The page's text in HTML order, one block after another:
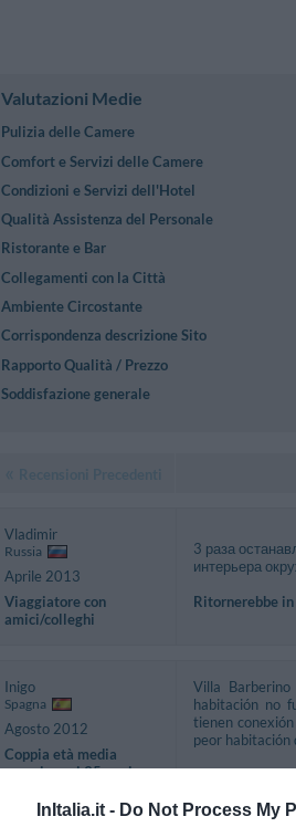
InItalia.it - Do Not Process My
Valutazioni Medie
Pulizia delle Camere
Comfort e Servizi delle Camere
Condizioni e Servizi dell'Hotel
Qualità Assistenza del Personale
Ristorante e Bar
Collegamenti con la Città
Ambiente Circostante
Corrispondenza descrizione Sito
Rapporto Qualità / Prezzo
Soddisfazione generale
Vladimir
Russia
Aprile 2013
Viaggiatore con
amici/colleghi
3 раза
интерьера
Ritornerebbe
Inigo
Spagna
Agosto 2012
Coppia età media
superiore ai 35 anni
Villa
habitación no
tienen
peor habitación